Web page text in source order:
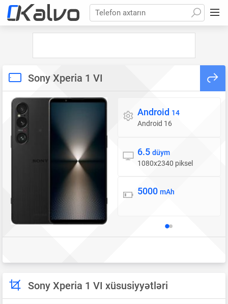
Telefon axtarın
Sony Xperia 1 VI
Əməliyyat sistemi
Android 14
Android 16
Ekran
6.5 düym
1080x2340 piksel
Batareya
5000 mAh
Sony Xperia 1 VI xüsusiyyətləri